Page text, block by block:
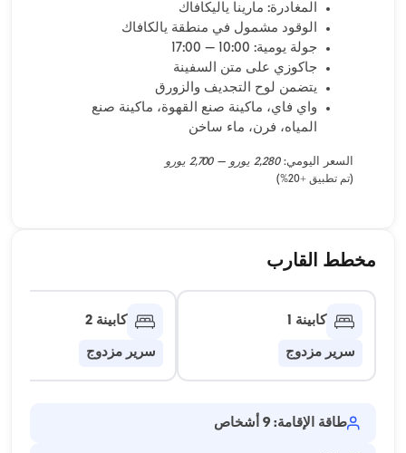
المغادرة: مارينا ياليكافاك
الوقود مشمول في منطقة يالكافاك
جولة يومية: 10:00 – 17:00
جاكوزي على متن السفينة
يتضمن لوح التجديف والزورق
واي فاي، ماكينة صنع القهوة، ماكينة صنع
المياه، فرن، ماء ساخن
السعر اليومي:2,280 يورو – 2,700 يورو
(تم تطبيق +20%)
مخطط القارب
كابينة 1
سرير مزدوج
كابينة 2
سرير مزدوج
طاقة الإقامة: 9 أشخاص